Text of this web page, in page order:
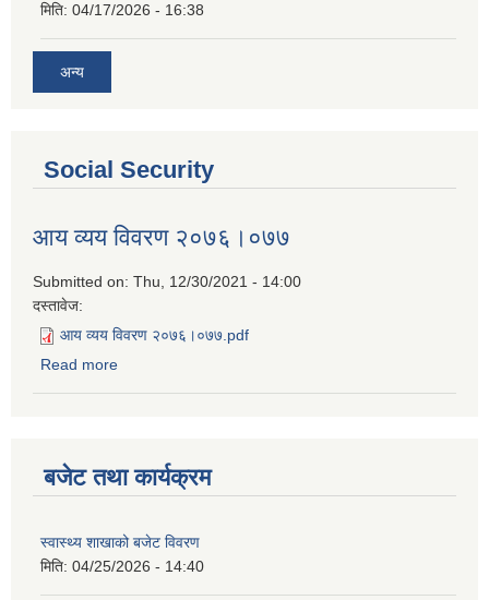
मिति: 04/17/2026 - 16:38
अन्य
Social Security
आय व्यय विवरण २०७६।०७७
Submitted on: Thu, 12/30/2021 - 14:00
दस्तावेज:
आय व्यय विवरण २०७६।०७७.pdf
Read more
बजेट तथा कार्यक्रम
स्वास्थ्य शाखाको बजेट विवरण
मिति: 04/25/2026 - 14:40